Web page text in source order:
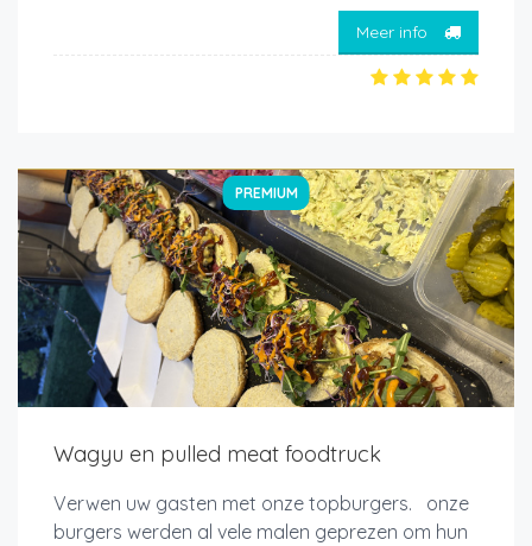
Meer info
PREMIUM
Wagyu en pulled meat foodtruck
Verwen uw gasten met onze topburgers. onze
burgers werden al vele malen geprezen om hun